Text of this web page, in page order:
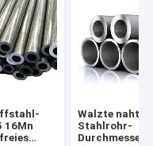
16Mn
Walzte
Stahlrohr-
Durchmesser